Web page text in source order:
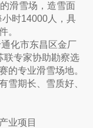
滑雪场，造雪面
时14000人，具
。
化市东昌区金厂
联专家协助勘察选
的专业滑雪场地。
雪期长、雪质好、
业项目